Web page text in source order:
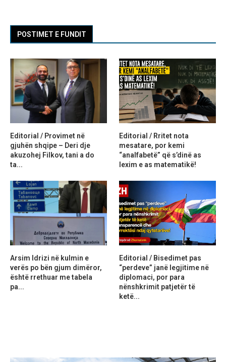
POSTIMET E FUNDIT
Editorial / Provimet në
gjuhën shqipe – Deri dje
akuzohej Filkov, tani a do
ta...
Editorial / Rritet nota
mesatare, por kemi
“analfabetë” që s’dinë as
lexim e as matematikë!
Arsim Idrizi në kulmin e
verës po bën gjum dimëror,
është rrethuar me tabela
pa...
Editorial / Bisedimet pas
“perdeve” janë legjitime në
diplomaci, por para
nënshkrimit patjetër të
ketë...